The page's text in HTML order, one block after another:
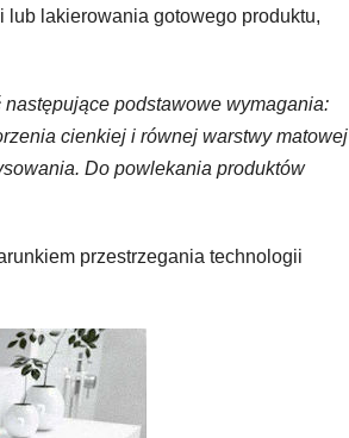
lub lakierowania gotowego produktu,
podstawowe wymagania:
cienkiej i równej warstwy matowej
Do powlekania produktów
przestrzegania technologii